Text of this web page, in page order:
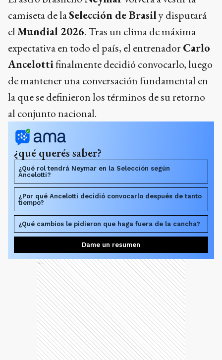
camiseta de laSelección de Brasily disputará
elMundial 2026. Tras un clima de máxima
expectativa en todo el país, el entrenadorCarlo
Ancelottifinalmente decidió convocarlo, luego
de mantener una conversación fundamental en
la que se definieron los términos de su retorno
al conjunto nacional.
¿qué querés saber?
¿Qué rol tendrá Neymar en la Selección según
Ancelotti?
¿Por qué Ancelotti decidió convocarlo después de tanto
tiempo?
¿Qué cambios le pidieron que haga fuera de la cancha?
Dame un resumen
Ads